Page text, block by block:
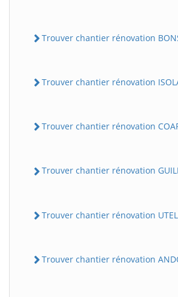
Trouver chantier rénovation
Trouver chantier rénovation
Trouver chantier rénovation
Trouver chantier rénovation
Trouver chantier rénovation
Trouver chantier rénovation